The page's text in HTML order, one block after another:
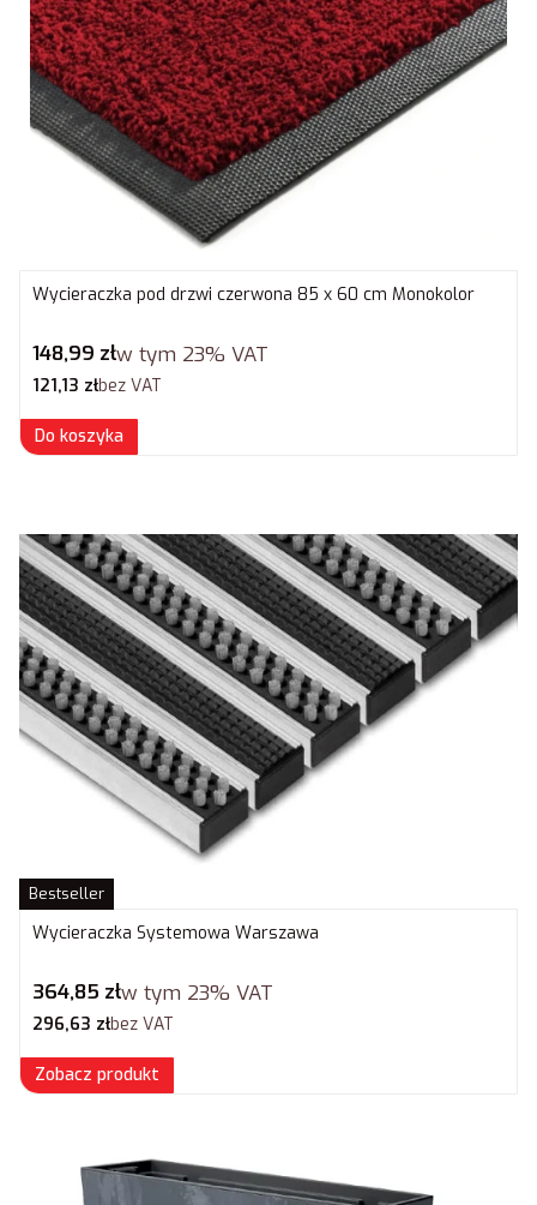
Wycieraczka pod drzwi czerwona 85 x 60 cm Monokolor
Cena brutto
148,99 złw tym 23% VAT
Cena netto
121,13 złbez VAT
Do koszyka
Bestseller
Wycieraczka Systemowa Warszawa
Cena brutto
364,85 złw tym 23% VAT
Cena netto
296,63 złbez VAT
Zobacz produkt